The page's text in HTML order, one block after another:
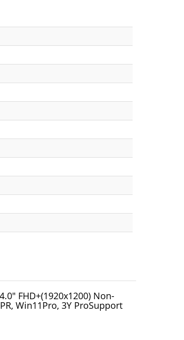
FHD+(1920x1200) Non-
Win11Pro, 3Y ProSupport